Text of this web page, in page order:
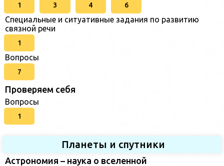
1 3 4 6
Специальные и ситуативные задания по развитию
связной речи
1
Вопросы
7
Проверяем себя
Вопросы
1
Планеты и спутники
Астрономия – наука о вселенной